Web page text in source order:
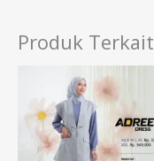
Produk Terkait